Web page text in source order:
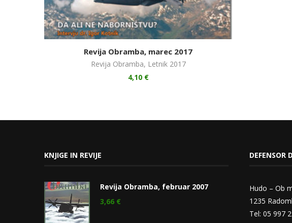
Revija Obramba, marec 2017
Revija Obramba, Letnik 2017
4,10 €
KNJIGE IN REVIJE
Revija Obramba, februar 2007
3,66 €
DEFENSOR
Hudo – Ob
1235
Tel: 05 997